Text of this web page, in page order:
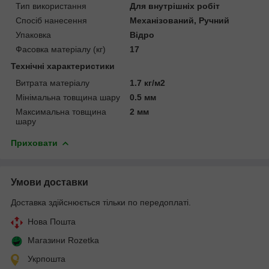
Тип використання
Для внутрішніх робіт
Спосіб нанесення
Механізований, Ручний
Упаковка
Відро
Фасовка матеріалу (кг)
17
Технічні характеристики
Витрата матеріалу
1.7 кг/м2
Мінімальна товщина шару
0.5 мм
Максимальна товщина
шару
2 мм
Приховати
Умови доставки
Доставка здійснюється тільки по передоплаті.
Нова Пошта
Магазини Rozetka
Укрпошта